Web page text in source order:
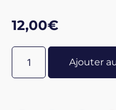
le royaume humain, et
culte était largement
monde germanique. Il
des familles et la
partisan de l’ordre,
12,00€
Ajouter